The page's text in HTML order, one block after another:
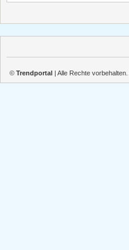
© Trendportal | Alle Rechte